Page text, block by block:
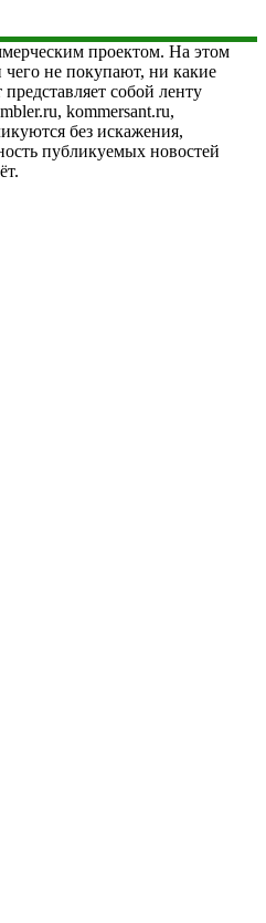
проектом. На этом
не покупают, ни какие
собой ленту
kommersant.ru,
без искажения,
публикуемых новостей